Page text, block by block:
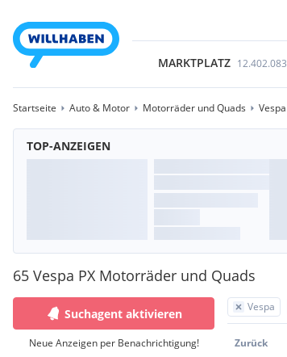
MARKTPLATZ 12.402.083
Startseite Auto & Motor Motorräder und Quads Vespa
TOP-ANZEIGEN
65 Vespa PX Motorräder und Quads
Vespa
Zurück
Suchagent aktivieren
Neue Anzeigen per Benachrichtigung!